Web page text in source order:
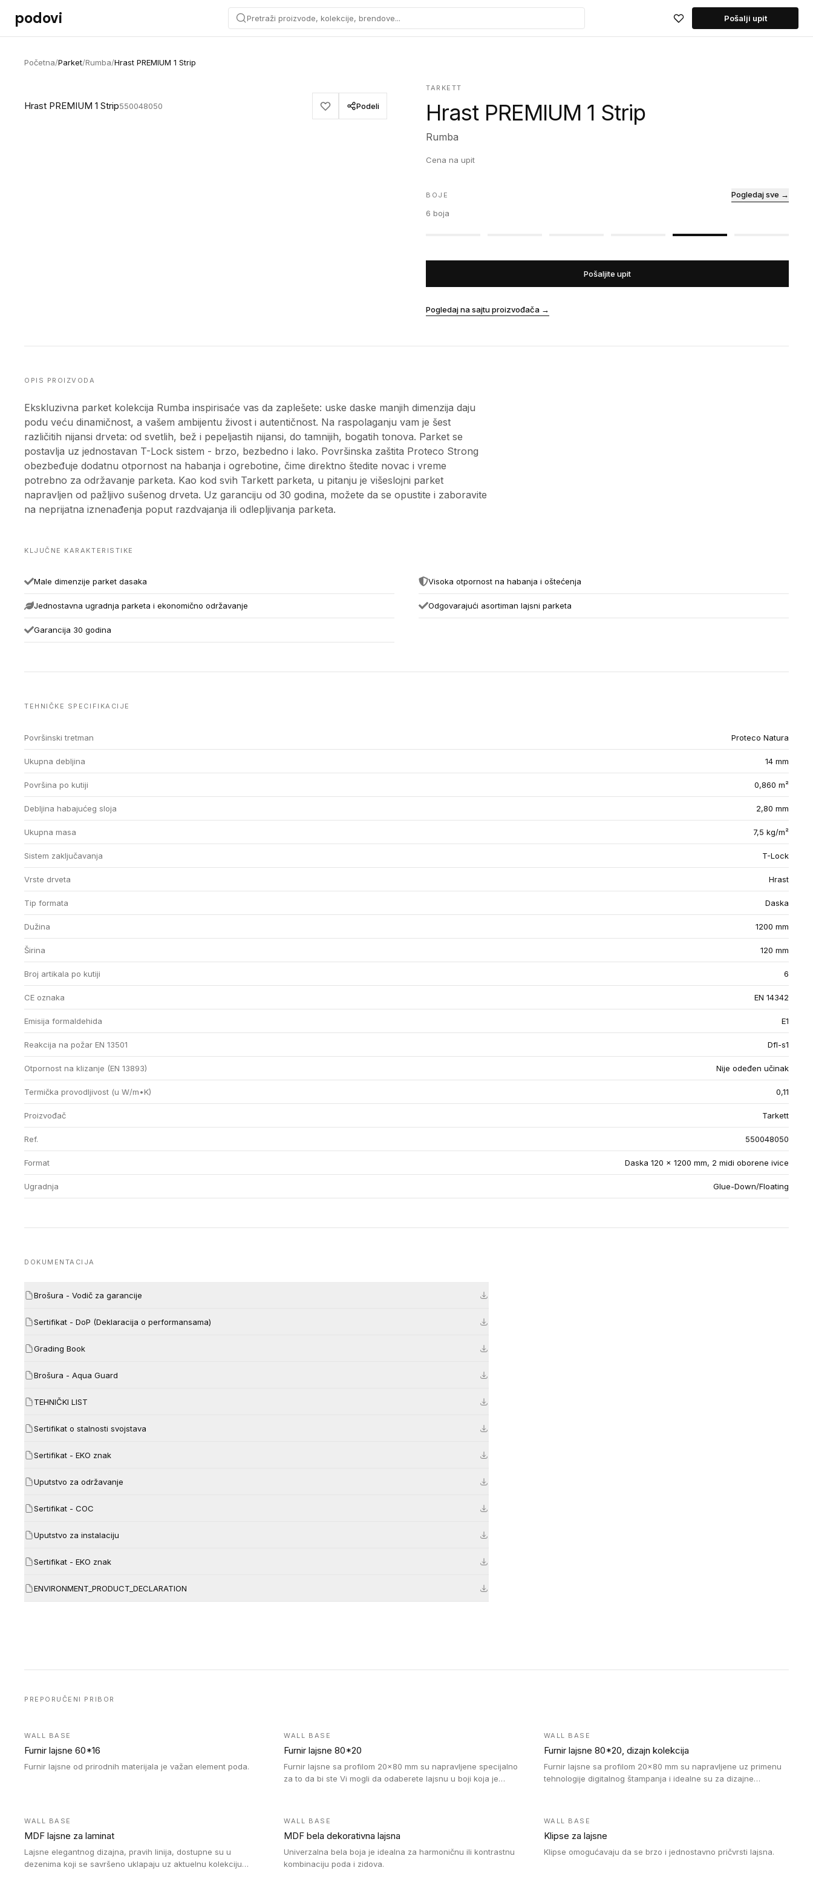
Preskoči na sadržaj
podovi Pretraži proizvode, kolekcije, brendove... Pošalji upit
Početna/Parket/Rumba/Hrast PREMIUM 1 Strip
Hrast PREMIUM 1 Strip550048050 Podeli
TARKETT
Hrast PREMIUM 1 Strip
Rumba
Cena na upit
BOJE
6 boja
Pogledaj sve →
Pošaljite upit
Pogledaj na sajtu proizvođača →
OPIS PROIZVODA
Ekskluzivna parket kolekcija Rumba inspirisaće vas da zaplešete: uske daske manjih dimenzija daju
podu veću dinamičnost, a vašem ambijentu živost i autentičnost. Na raspolaganju vam je šest
različitih nijansi drveta: od svetlih, bež i pepeljastih nijansi, do tamnijih, bogatih tonova. Parket se
postavlja uz jednostavan T-Lock sistem - brzo, bezbedno i lako. Površinska zaštita Proteco Strong
obezbeđuje dodatnu otpornost na habanja i ogrebotine, čime direktno štedite novac i vreme
potrebno za održavanje parketa. Kao kod svih Tarkett parketa, u pitanju je višeslojni parket
napravljen od pažljivo sušenog drveta. Uz garanciju od 30 godina, možete da se opustite i zaboravite
na neprijatna iznenađenja poput razdvajanja ili odlepljivanja parketa.
KLJUČNE KARAKTERISTIKE
Male dimenzije parket dasaka Visoka otpornost na habanja i oštećenja
Jednostavna ugradnja parketa i ekonomično održavanje Odgovarajući asortiman lajsni parketa
Garancija 30 godina
TEHNIČKE SPECIFIKACIJE
Površinski tretman Proteco Natura
Ukupna debljina 14 mm
Površina po kutiji 0,860 m²
Debljina habajućeg sloja 2,80 mm
Ukupna masa 7,5 kg/m²
Sistem zaključavanja T-Lock
Vrste drveta Hrast
Tip formata Daska
Dužina 1200 mm
Širina 120 mm
Broj artikala po kutiji 6
CE oznaka EN 14342
Emisija formaldehida E1
Reakcija na požar EN 13501 Dfl-s1
Otpornost na klizanje (EN 13893) Nije odeđen učinak
Termička provodljivost (u W/m•K) 0,11
Proizvođač Tarkett
Ref. 550048050
Format Daska 120 x 1200 mm, 2 midi oborene ivice
Ugradnja Glue-Down/Floating
DOKUMENTACIJA
Brošura - Vodič za garancije
Sertifikat - DoP (Deklaracija o performansama)
Grading Book
Brošura - Aqua Guard
TEHNIČKI LIST
Sertifikat o stalnosti svojstava
Sertifikat - EKO znak
Uputstvo za održavanje
Sertifikat - COC
Uputstvo za instalaciju
Sertifikat - EKO znak
ENVIRONMENT_PRODUCT_DECLARATION
PREPORUČENI PRIBOR
WALL BASE
Furnir lajsne 60*16
Furnir lajsne od prirodnih materijala je važan element poda.
WALL BASE
Furnir lajsne 80*20
Furnir lajsne sa profilom 20x80 mm su napravljene specijalno
za to da bi ste Vi mogli da odaberete lajsnu u boji koja je
WALL BASE
Furnir lajsne 80*20, dizajn kolekcija
Furnir lajsne sa profilom 20x80 mm su napravljene uz primenu
tehnologije digitalnog štampanja i idealne su za dizajne
WALL BASE
MDF lajsne za laminat
Lajsne elegantnog dizajna, pravih linija, dostupne su u
dezenima koji se savršeno uklapaju uz aktuelnu kolekciju
WALL BASE
MDF bela dekorativna lajsna
Univerzalna bela boja je idealna za harmoničnu ili kontrastnu
kombinaciju poda i zidova.
WALL BASE
Klipse za lajsne
Klipse omogućavaju da se brzo i jednostavno pričvrsti lajsna.